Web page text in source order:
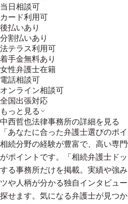
当日相談可
カード利用可
後払いあり
分割払いあり
法テラス利用可
着手金無料あり
女性弁護士在籍
電話相談可
オンライン相談可
全国出張対応
もっと見る
中西哲也法律事務所の詳細を見る
「あなたに合った弁護士選びのポイ
相続分野の経験が豊富で、高い専
がポイントです。「相続弁護士ド
する事務所だけを掲載。実績や強
ツや人柄が分かる独自インタビュ
探せます。気になる弁護士が見つ